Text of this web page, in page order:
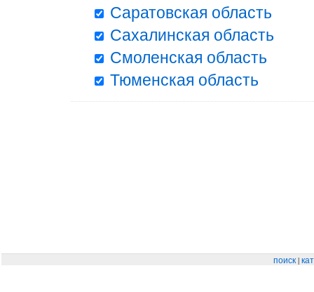
Саратовская область
Сахалинская область
Смоленская область
Тюменская область
поиск|